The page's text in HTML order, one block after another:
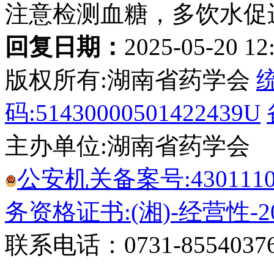
注意检测血糖，多饮水
回复日期： 2025-05-20
版权所有:湖南省药学会
码:51430000501422439U
主办单位:湖南省药学会
公安机关备案号
务资格证书:(湘)-经营性-
联系电话：0731-